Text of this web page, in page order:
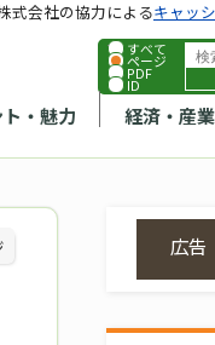
すべて
ページ
PDF
ID
・魅力 経済・産
式会社の協力によるキャッ
広告